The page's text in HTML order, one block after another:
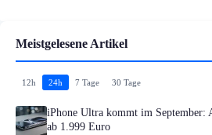
Meistgelesene Artikel
12h 24h 7 Tage 30 Tage
iPhone Ultra kommt im September:
ab 1.999 Euro